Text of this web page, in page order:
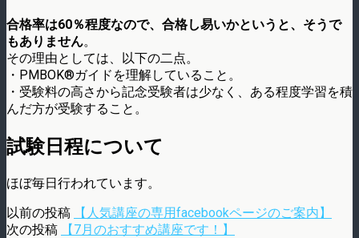
合格率は60％程度なので、合格し易いかというと、そうで
もありません。
その理由としては、以下の二点。
・PMBOK®ガイドを理解していること。
・受験料の高さから記念受験者は少なく、ある程度学習を積
んだ方が受験すること。
試験日程について
ほぼ毎日行われています。
以前の投稿
【人気講座の専用facebookページのご案内】
次の投稿
【7月のおすすめ講座です！】